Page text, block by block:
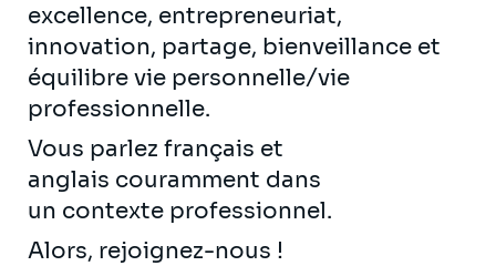
excellence, entrepreneuriat,
innovation, partage, bienveillance et
équilibre vie personnelle/vie
professionnelle.
Vous parlez français et
anglais couramment dans
un contexte professionnel.
Alors, rejoignez-nous !